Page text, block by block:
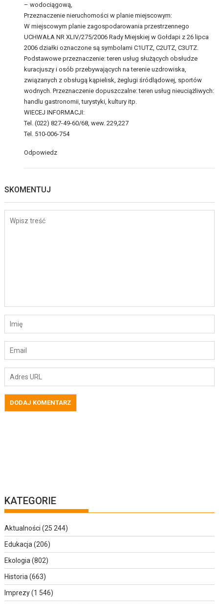
– wodociągową,
Przeznaczenie nieruchomości w planie miejscowym:
W miejscowym planie zagospodarowania przestrzennego
UCHWAŁA NR XLIV/275/2006 Rady Miejskiej w Gołdapi z 26 lipca
2006 działki oznaczone są symbolami C1UTZ, C2UTZ, C3UTZ.
Podstawowe przeznaczenie: teren usług służących obsłudze
kuracjuszy i osób przebywających na terenie uzdrowiska,
związanych z obsługą kąpielisk, żeglugi śródlądowej, sportów
wodnych. Przeznaczenie dopuszczalne: teren usług nieuciążliwych:
handlu gastronomii, turystyki, kultury itp.
WIECEJ INFORMACJI:
Tel. (022) 827-49-60/68, wew. 229,227
Tel. 510-006-754
Odpowiedz
SKOMENTUJ
KATEGORIE
Aktualności (25 244)
Edukacja (206)
Ekologia (802)
Historia (663)
Imprezy(1 546)